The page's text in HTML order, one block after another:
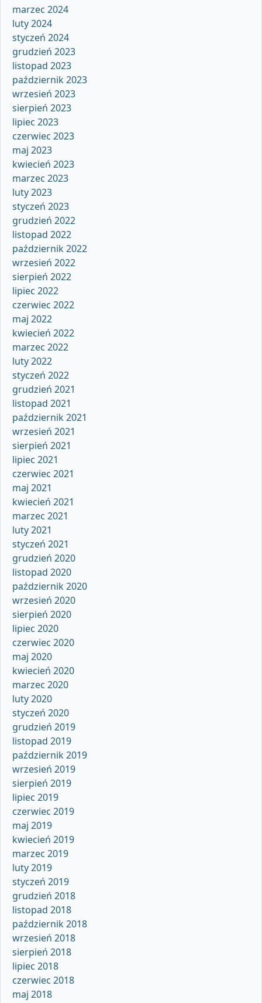
marzec 2024
luty 2024
styczeń 2024
grudzień 2023
listopad 2023
październik 2023
wrzesień 2023
sierpień 2023
lipiec 2023
czerwiec 2023
maj 2023
kwiecień 2023
marzec 2023
luty 2023
styczeń 2023
grudzień 2022
listopad 2022
październik 2022
wrzesień 2022
sierpień 2022
lipiec 2022
czerwiec 2022
maj 2022
kwiecień 2022
marzec 2022
luty 2022
styczeń 2022
grudzień 2021
listopad 2021
październik 2021
wrzesień 2021
sierpień 2021
lipiec 2021
czerwiec 2021
maj 2021
kwiecień 2021
marzec 2021
luty 2021
styczeń 2021
grudzień 2020
listopad 2020
październik 2020
wrzesień 2020
sierpień 2020
lipiec 2020
czerwiec 2020
maj 2020
kwiecień 2020
marzec 2020
luty 2020
styczeń 2020
grudzień 2019
listopad 2019
październik 2019
wrzesień 2019
sierpień 2019
lipiec 2019
czerwiec 2019
maj 2019
kwiecień 2019
marzec 2019
luty 2019
styczeń 2019
grudzień 2018
listopad 2018
październik 2018
wrzesień 2018
sierpień 2018
lipiec 2018
czerwiec 2018
maj 2018